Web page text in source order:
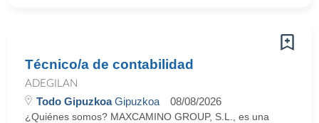
Técnico/a de contabilidad
ADEGILAN
Todo GipuzkoaGipuzkoa 08/08/2026
¿Quiénes somos? MAXCAMINO GROUP, S.L., es una